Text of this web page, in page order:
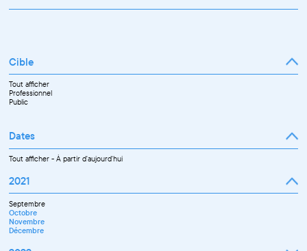
Cible
Tout afficher
Professionnel
Public
Dates
Tout afficher-À partir d'aujourd'hui
2021
Septembre
Octobre
Novembre
Décembre